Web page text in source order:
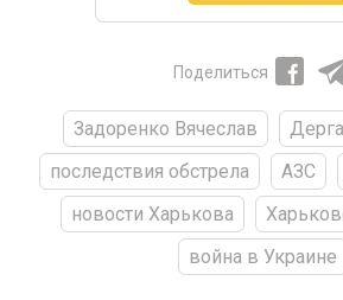
Поделиться
Задоренко Вячеслав
последствия обстрела
АЗС
новости Харькова
война в Украине